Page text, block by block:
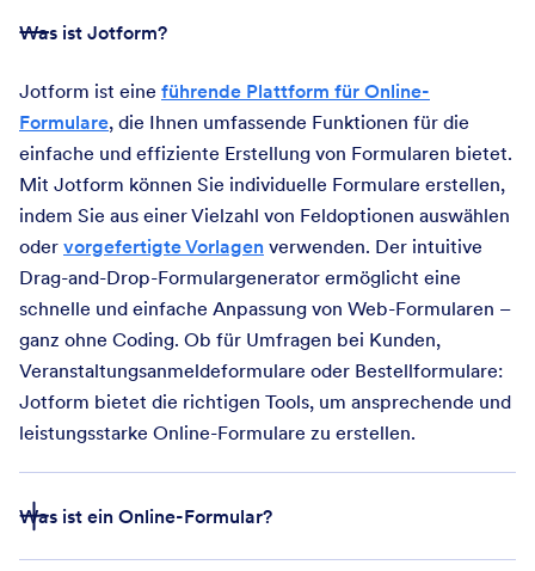
Was ist Jotform?
Jotform ist eine führende Plattform für Online-
Formulare, die Ihnen umfassende Funktionen für die
einfache und effiziente Erstellung von Formularen bietet.
Mit Jotform können Sie individuelle Formulare erstellen,
indem Sie aus einer Vielzahl von Feldoptionen auswählen
oder vorgefertigte Vorlagen verwenden. Der intuitive
Drag-and-Drop-Formulargenerator ermöglicht eine
schnelle und einfache Anpassung von Web-Formularen –
ganz ohne Coding. Ob für Umfragen bei Kunden,
Veranstaltungsanmeldeformulare oder Bestellformulare:
Jotform bietet die richtigen Tools, um ansprechende und
leistungsstarke Online-Formulare zu erstellen.
Was ist ein Online-Formular?